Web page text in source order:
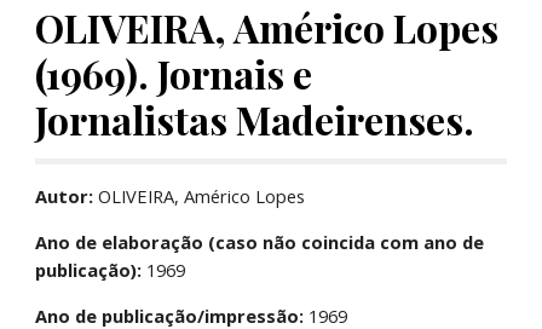
OLIVEIRA, Américo Lopes
(1969). Jornais e
Jornalistas Madeirenses.
Autor: OLIVEIRA, Américo Lopes
Ano de elaboração (caso não coincida com ano de
publicação): 1969
Ano de publicação/impressão: 1969